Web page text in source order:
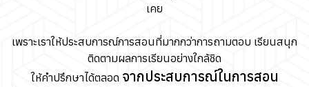
เคย
เพราะเราให้ประสบการณ์การสอนที่มากกว่าการถามตอบ เรียนสนุก
ติดตามผลการเรียนอย่างใกล้ชิด
ให้คำปรึกษาได้ตลอด จากประสบการณ์ในการสอน